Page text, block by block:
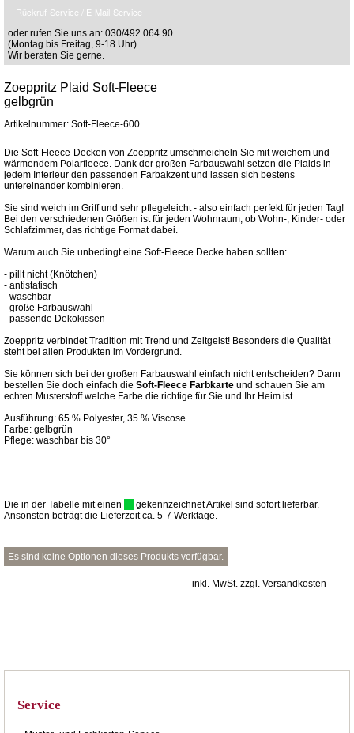
Rückruf-Service / E-Mail-Service
oder rufen Sie uns an: 030/492 064 90
(Montag bis Freitag, 9-18 Uhr).
Wir beraten Sie gerne.
Zoeppritz Plaid Soft-Fleece
gelbgrün
Artikelnummer: Soft-Fleece-600
Die Soft-Fleece-Decken von Zoeppritz umschmeicheln Sie mit weichem und
wärmendem Polarfleece. Dank der großen Farbauswahl setzen die Plaids in
jedem Interieur den passenden Farbakzent und lassen sich bestens
untereinander kombinieren.
Sie sind weich im Griff und sehr pflegeleicht - also einfach perfekt für jeden Tag!
Bei den verschiedenen Größen ist für jeden Wohnraum, ob Wohn-, Kinder- oder
Schlafzimmer, das richtige Format dabei.
Warum auch Sie unbedingt eine Soft-Fleece Decke haben sollten:
- pillt nicht (Knötchen)
- antistatisch
- waschbar
- große Farbauswahl
- passende Dekokissen
Zoeppritz verbindet Tradition mit Trend und Zeitgeist! Besonders die Qualität
steht bei allen Produkten im Vordergrund.
Sie können sich bei der großen Farbauswahl einfach nicht entscheiden? Dann
bestellen Sie doch einfach die Soft-Fleece Farbkarte und schauen Sie am
echten Musterstoff welche Farbe die richtige für Sie und Ihr Heim ist.
Ausführung: 65 % Polyester, 35 % Viscose
Farbe: gelbgrün
Pflege: waschbar bis 30°
Die in der Tabelle mit einen
gekennzeichnet Artikel sind sofort lieferbar.
Ansonsten beträgt die Lieferzeit ca. 5-7 Werktage.
Es sind keine Optionen dieses Produkts verfügbar.
inkl. MwSt. zzgl. Versandkosten
Service